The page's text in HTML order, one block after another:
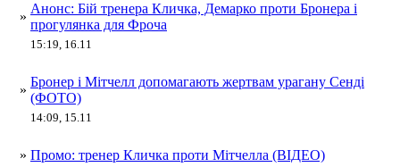
»
Анонс: Бій тренера Кличка, Демарко проти Бронера і
прогулянка для Фроча
15:19, 16.11
»
Бронер і Мітчелл допомагають жертвам урагану Сенді
(ФОТО)
14:09, 15.11
» Промо: тренер Кличка проти Мітчелла (ВІДЕО)